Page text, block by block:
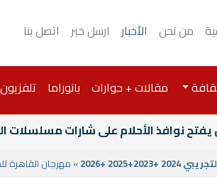
من نحن الأخبار ارسل خبر اتصل بنا
مقالات + حوارات بانوراما
يفتح نوافذ الأحلام على شارات
+2026 » مهرجان القاهرة